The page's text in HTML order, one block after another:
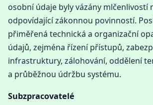
osobní údaje byly vázány mlčenlivostí
odpovídající zákonnou povinností.
přiměřená technická a organizační
údajů, zejména řízení přístupů,
infrastruktury, zálohování, oddělení
a průběžnou údržbu systému.
Subzpracovatelé